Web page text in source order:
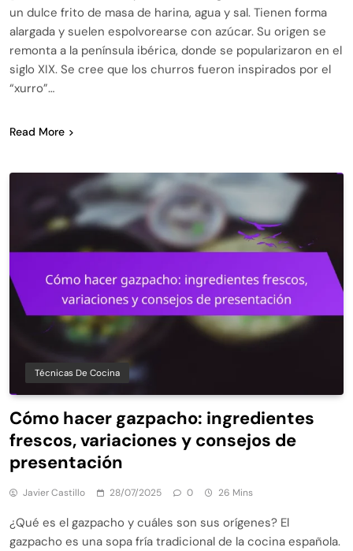
un dulce frito de masa de harina, agua y sal. Tienen forma
alargada y suelen espolvorearse con azúcar. Su origen se
remonta a la península ibérica, donde se popularizaron en el
siglo XIX. Se cree que los churros fueron inspirados por el
“xurro”…
Read More
Técnicas De Cocina
Cómo hacer gazpacho: ingredientes
frescos, variaciones y consejos de
presentación
Javier Castillo 28/07/2025 0 26 Mins
¿Qué es el gazpacho y cuáles son sus orígenes? El
gazpacho es una sopa fría tradicional de la cocina española.